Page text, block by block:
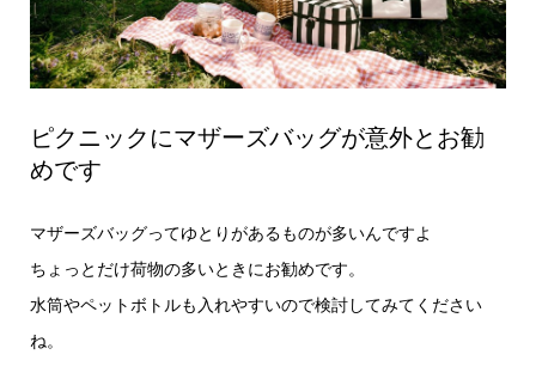
ピクニックにマザーズバッグが意外とお勧
めです
マザーズバッグってゆとりがあるものが多いんですよ
ちょっとだけ荷物の多いときにお勧めです。
水筒やペットボトルも入れやすいので検討してみてください
ね。